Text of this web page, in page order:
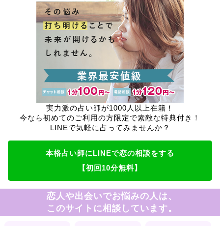
実力派の占い師が1000人以上在籍！
今なら初めてのご利用の方限定で素敵な特典付き！
LINEで気軽に占ってみませんか？
本格占い師にLINEで恋の相談をする
【初回10分無料】
恋人や出会いでお悩みの人は、
このサイトに相談しています。